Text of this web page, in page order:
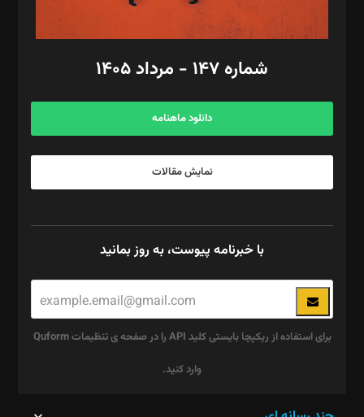
مد‌یر توسعه تجاری: کامبیز برید‌
امور مالی: شاپور رهبری، محمد‌ کاظمی‌نیا
آگهی و مشترکین: ۰۹۱۹۹۹۹۰۴۵۴
شماره ۱۴۷ - مرداد ۱۴۰۵
دانلود ماهنامه
نمایش مقالات
با خبرنامه پیوست، به روز بمانید
برای استفاده از ریکپچا بایستی کلید API را در صفحه ی تنظیمات Quform
وارد کنید.